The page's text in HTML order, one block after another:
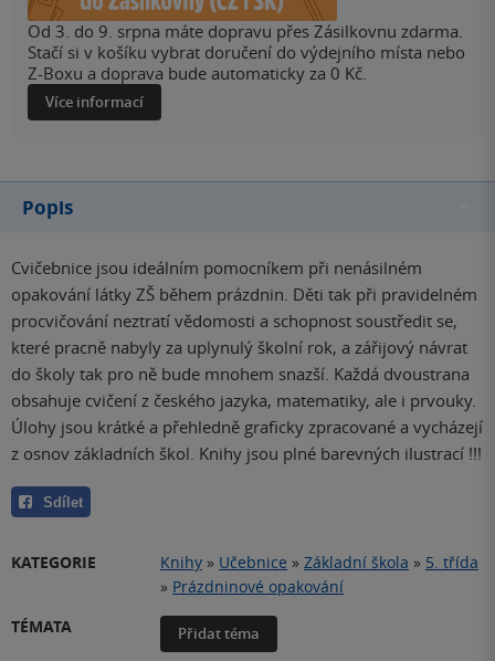
Od 3. do 9. srpna máte dopravu přes Zásilkovnu zdarma.
Stačí si v košíku vybrat doručení do výdejního místa nebo
Z-Boxu a doprava bude automaticky za 0 Kč.
Více informací
Popis
Cvičebnice jsou ideálním pomocníkem při nenásilném
opakování látky ZŠ během prázdnin. Děti tak při pravidelném
procvičování neztratí vědomosti a schopnost soustředit se,
které pracně nabyly za uplynulý školní rok, a zářijový návrat
do školy tak pro ně bude mnohem snazší. Každá dvoustrana
obsahuje cvičení z českého jazyka, matematiky, ale i prvouky.
Úlohy jsou krátké a přehledně graficky zpracované a vycházejí
z osnov základních škol. Knihy jsou plné barevných ilustrací !!!
Sdílet
KATEGORIE Knihy » Učebnice » Základní škola » 5. třída
» Prázdninové opakování
TÉMATA
Přidat téma